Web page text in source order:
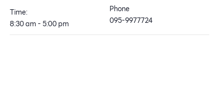
Time:
8:30 am - 5:00 pm
Phone
095-9977724